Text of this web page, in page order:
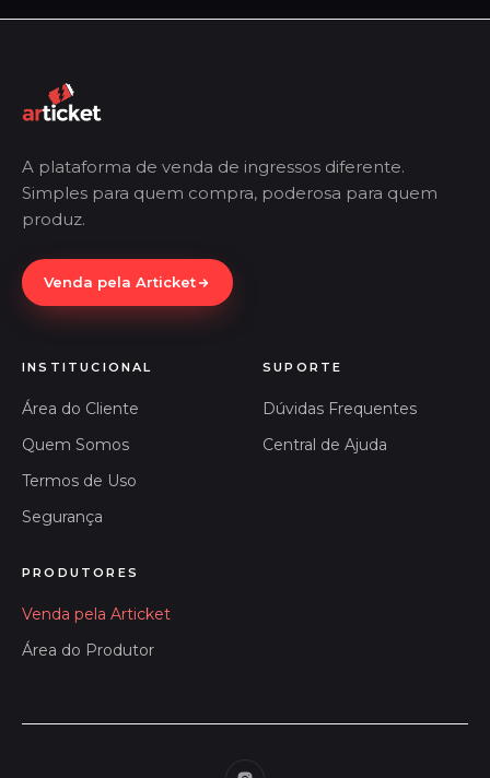
A plataforma de venda de ingressos diferente.
Simples para quem compra, poderosa para quem
produz.
Venda pela Articket
INSTITUCIONAL
Área do Cliente
Quem Somos
Termos de Uso
Segurança
SUPORTE
Dúvidas Frequentes
Central de Ajuda
PRODUTORES
Venda pela Articket
Área do Produtor